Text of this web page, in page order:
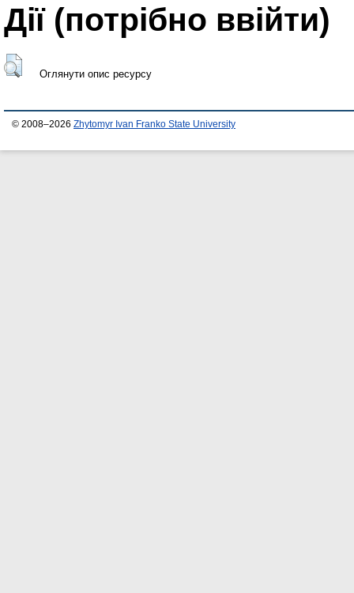
Дії ​​(потрібно ввійти)
Оглянути опис ресурсу
© 2008–2026 Zhytomyr Ivan Franko State University